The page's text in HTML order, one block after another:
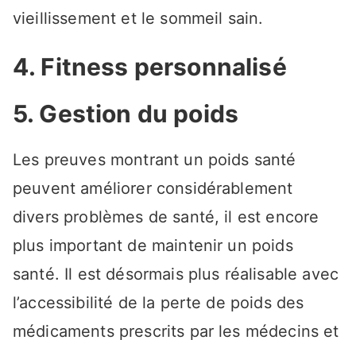
vieillissement et le sommeil sain.
4. Fitness personnalisé
5. Gestion du poids
Les preuves montrant un poids santé
peuvent améliorer considérablement
divers problèmes de santé, il est encore
plus important de maintenir un poids
santé. Il est désormais plus réalisable avec
l’accessibilité de la perte de poids des
médicaments prescrits par les médecins et